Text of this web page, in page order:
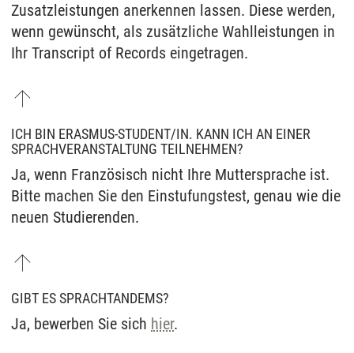
Zusatzleistungen anerkennen lassen. Diese werden,
wenn gewünscht, als zusätzliche Wahlleistungen in
Ihr Transcript of Records eingetragen.
ICH BIN ERASMUS-STUDENT/IN. KANN ICH AN EINER
SPRACHVERANSTALTUNG TEILNEHMEN?
Ja, wenn Französisch nicht Ihre Muttersprache ist.
Bitte machen Sie den Einstufungstest, genau wie die
neuen Studierenden.
GIBT ES SPRACHTANDEMS?
Ja, bewerben Sie sich hier.